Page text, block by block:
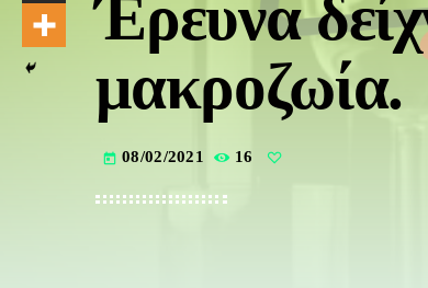
Έρευνα
μακροζωία.
today 08/02/2021 16